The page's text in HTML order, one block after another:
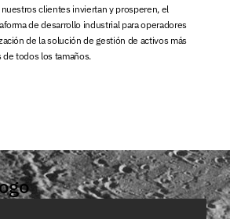
clientes inviertan y prosperen, el
de desarrollo industrial para operadores
de la solución de gestión de activos más
de todos los tamaños.